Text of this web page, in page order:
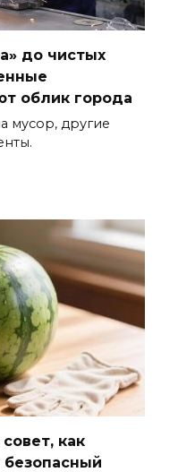
до чистых
облик города
мусор, другие
как